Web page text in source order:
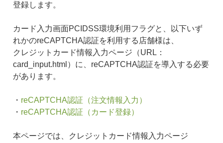
登録します。
カード入力画面PCIDSS環境利用フラグと、以下いず
れかのreCAPTCHA認証を利用する店舗様は、
クレジットカード情報入力ページ（URL：
card_input.html）に、reCAPTCHA認証を導入する必要
があります。
・ reCAPTCHA認証（注文情報入力）
・ reCAPTCHA認証（カード登録）
本ページでは、クレジットカード情報入力ページ